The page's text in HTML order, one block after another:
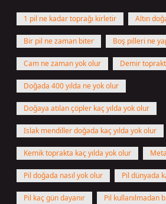
1 pil ne kadar toprağı kirletir Altın
Bir pil ne zaman biter Boş pilleri ne
Cam ne zaman yok olur Demir
Doğada 400 yılda ne yok olur
Doğaya atılan çöpler kaç yılda yok olur
Islak mendiller doğada kaç yılda yok olur
Kemik toprakta kaç yılda yok olur
Pil doğada nasıl yok olur Pil dünyada
Pil kaç gün dayanır Pil kullanılmadan